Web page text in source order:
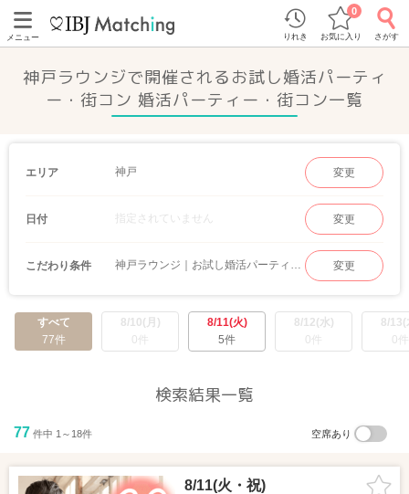
メニュー りれき お気に入り
0
さがす
神戸ラウンジで開催されるお試し婚活パーティ
ー・街コン 婚活パーティー・街コン一覧
エリア 神戸 変更
日付 指定されていません 変更
こだわり条件 神戸ラウンジ｜お試し婚活パーティー・街コン 変更
すべて
77件
8/10(月)
0件
8/11(火)
5件
8/12(水)
0件
8/13(
0件
検索結果一覧
77 件中 1～18件 空席あり
8/11(火・祝)